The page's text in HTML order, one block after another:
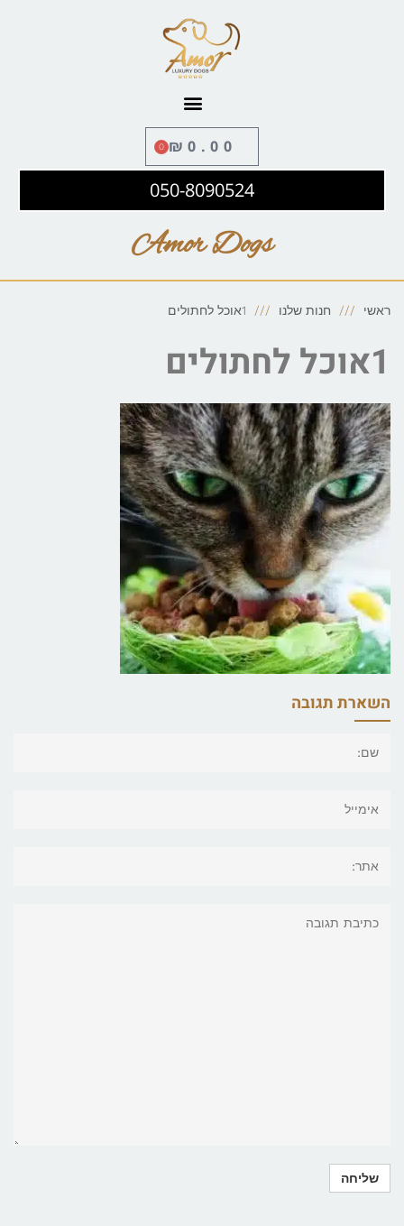
₪0.00
0
050-8090524
Amor Dogs
ראשי חנות שלנו 1אוכל לחתולים
1אוכל לחתולים
השארת תגובה